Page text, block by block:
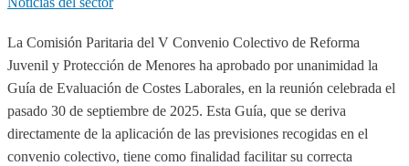
falta
de
financiación
digna
pone
en
La Comisión Paritaria del V Convenio Colectivo de Reforma
Juvenil y Protección de Menores ha aprobado por unanimidad la
Guía de Evaluación de Costes Laborales, en la reunión celebrada el
pasado 30 de septiembre de 2025. Esta Guía, que se deriva
directamente de la aplicación de las previsiones recogidas en el
convenio colectivo, tiene como finalidad facilitar su correcta